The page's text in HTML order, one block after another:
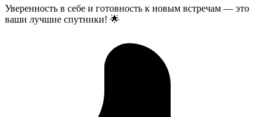
Уверенность в себе и готовность к новым встречам — это
ваши лучшие спутники! 🌟